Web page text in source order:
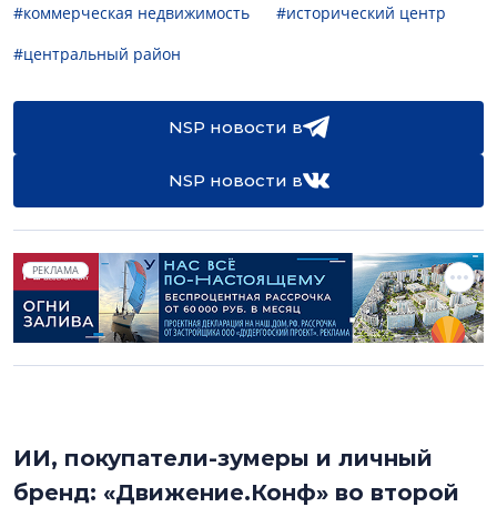
#коммерческая недвижимость
#исторический центр
#центральный район
NSP новости в
NSP новости в
РЕКЛАМА
ИИ, покупатели-зумеры и личный
бренд: «Движение.Конф» во второй